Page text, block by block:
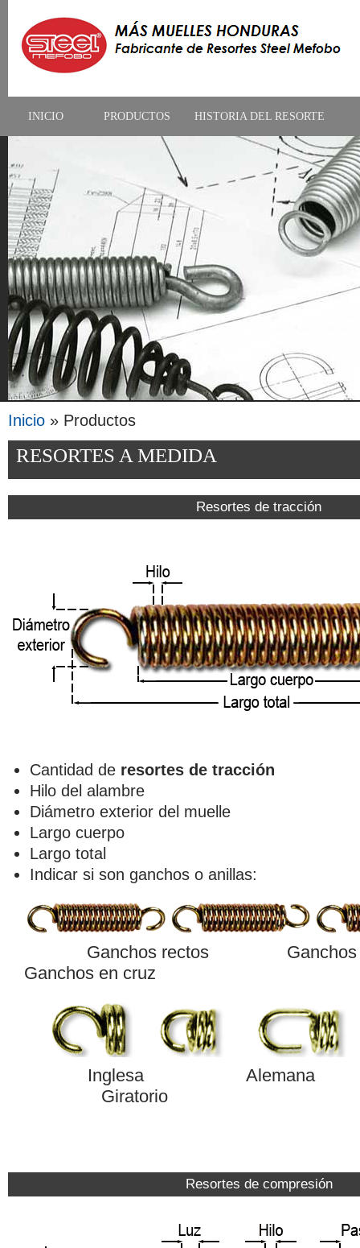
INICIO PRODUCTOS HISTORIA DEL RESORTE
Se encuentra usted aquí
Inicio » Productos
RESORTES A MEDIDA
Resortes de tracción
Cantidad deresortes de tracción
Hilo del alambre
Diámetro exterior del muelle
Largo cuerpo
Largo total
Indicar si son ganchos o anillas:
Ganchos rectos
Ganchos en cruz
Inglesa
Giratorio
Resortes de compresión